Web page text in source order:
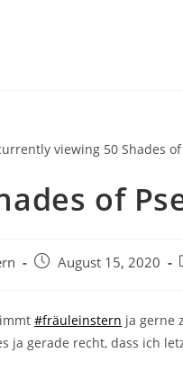
of
August 15, 2020
#fräuleinstern ja gerne
ja gerade recht, dass ich